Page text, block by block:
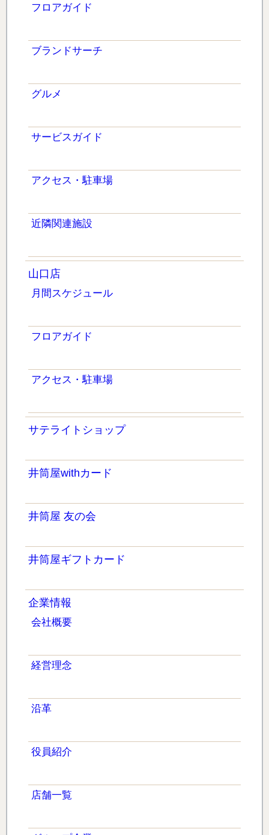
フロアガイド
ブランドサーチ
グルメ
サービスガイド
アクセス・駐車場
近隣関連施設
山口店
月間スケジュール
フロアガイド
アクセス・駐車場
サテライトショップ
井筒屋withカード
井筒屋 友の会
井筒屋ギフトカード
企業情報
会社概要
経営理念
沿革
役員紹介
店舗一覧